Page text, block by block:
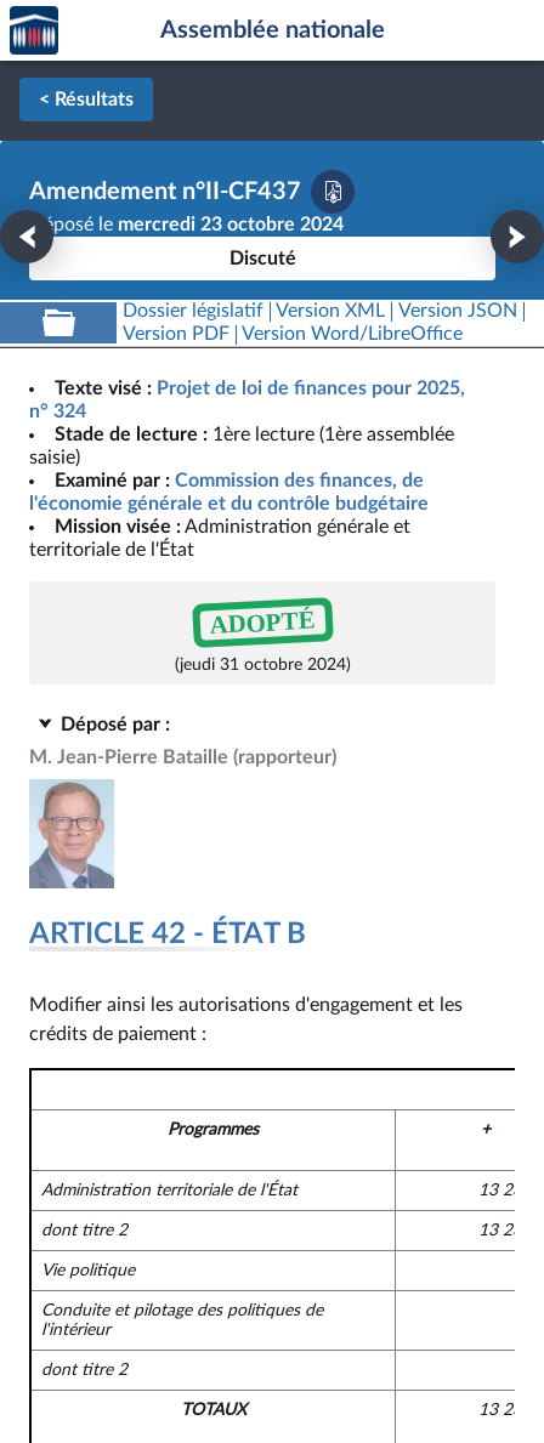
Aller au contenu
Aller en bas de la page
Accèder
à la
page
d'accueil
Assemblée nationale
< Résultats
Amendement n°II-CF437
Déposé le mercredi 23 octobre 2024
Discuté
Dossier législatif Version XML
Version JSON
Version PDF
Version Word/LibreOffice
Texte visé : Projet de loi de finances pour 2025,
n° 324
Stade de lecture : 1ère lecture (1ère assemblée
saisie)
Examiné par : Commission des finances, de
l'économie générale et du contrôle budgétaire
Mission visée :Administration générale et
territoriale de l'État
ADOPTÉ
(jeudi 31 octobre 2024)
Déposé par :
M. Jean-Pierre Bataille (rapporteur)
ARTICLE 42 - ÉTAT B
Modifier ainsi les autorisations d'engagement et les
crédits de paiement :
Programmes +
Administration territoriale de l'État 13 230
dont titre 2 13 230
Vie politique
Conduite et pilotage des politiques de
l'intérieur
dont titre 2
TOTAUX 13 230